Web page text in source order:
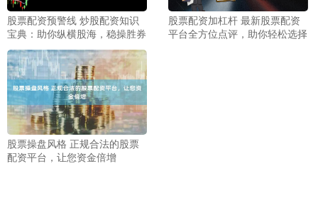
股票配资预警线 炒股配资知识
宝典：助你纵横股海，稳操胜券
股票配资加杠杆 最新股票配资
平台全方位点评，助你轻松选择
股票操盘风格 正规合法的股票
配资平台，让您资金倍增